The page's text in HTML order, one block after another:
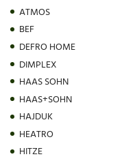
ATMOS
BEF
DEFRO HOME
DIMPLEX
HAAS SOHN
HAAS+SOHN
HAJDUK
HEATRO
HITZE